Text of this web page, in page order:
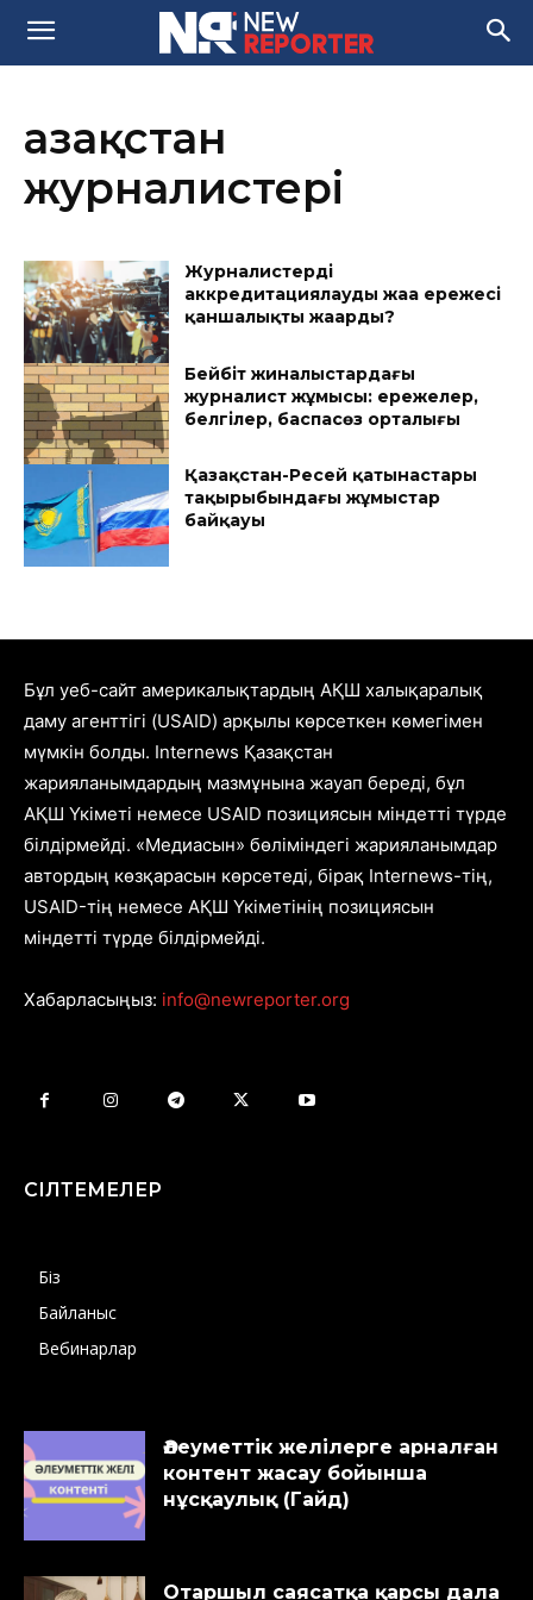
Қазақстан
журналистері
Журналистерді
аккредитациялаудың жаңа ережесі
қаншалықты жаңарды?
Бейбіт жиналыстардағы
журналист жұмысы: ережелер,
белгілер, баспасөз орталығы
Қазақстан-Ресей қатынастары
тақырыбындағы жұмыстар
байқауы
Бұл уеб-сайт америкалықтардың АҚШ халықаралық
даму агенттігі (USAID) арқылы көрсеткен көмегімен
мүмкін болды. Internews Қазақстан
жарияланымдардың мазмұнына жауап береді, бұл
АҚШ Үкіметі немесе USAID позициясын міндетті түрде
білдірмейді. «Медиасын» бөліміндегі жарияланымдар
автордың көзқарасын көрсетеді, бірақ Internews-тің,
USAID-тің немесе АҚШ Үкіметінің позициясын
міндетті түрде білдірмейді.
Хабарласыңыз: info@newreporter.org
СІЛТЕМЕЛЕР
Біз
Байланыс
Вебинарлар
Әлеуметтік желілерге арналған
контент жасау бойынша
нұсқаулық (Гайд)
Отаршыл саясатқа қарсы дала